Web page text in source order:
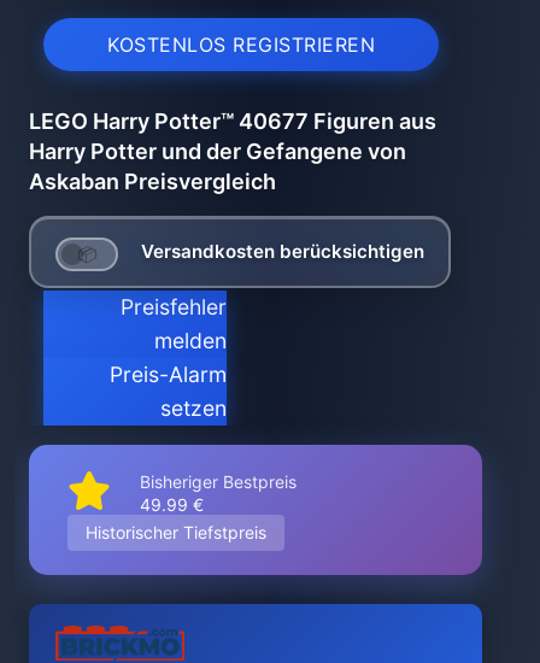
KOSTENLOS REGISTRIEREN
LEGO Harry Potter™ 40677 Figuren aus
Harry Potter und der Gefangene von
Askaban Preisvergleich
Versandkosten berücksichtigen
Preisfehler
melden
Preis-Alarm
setzen
Bisheriger Bestpreis
49.99 €
Historischer Tiefstpreis